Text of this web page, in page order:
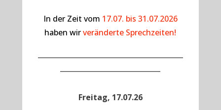
In der Zeit vom 17.07. bis 31.07.2026
haben wirveränderte Sprechzeiten!
Freitag, 17.07.26